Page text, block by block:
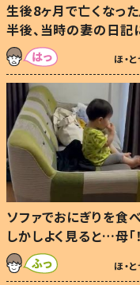
生後8ヶ月で亡くなっ
半後、当時の妻の日記
た本音とは
ほ・
ソファでおにぎりを食
しかしよく見ると…母「
察した母の投稿に「可
す！」「現行犯〜」
ほ・